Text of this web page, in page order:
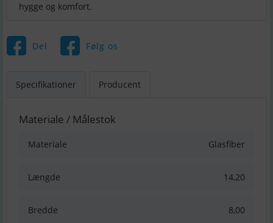
hygge og komfort.
Del Følg os
Specifikationer Producent
Materiale / Målestok
Materiale Glasfiber
Længde 14,20
Bredde 8,00